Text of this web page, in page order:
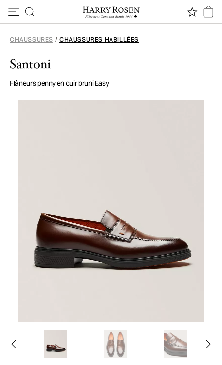
CHAUSSURES / CHAUSSURES HABILLÉES
Santoni
Flâneurs penny en cuir bruni Easy